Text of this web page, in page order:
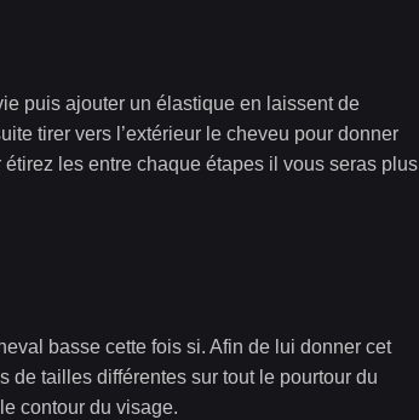
puis ajouter un élastique en laissent de
tirer vers l’extérieur le cheveu pour donner
les entre chaque étapes il vous seras plus
basse cette fois si. Afin de lui donner cet
de tailles différentes sur tout le pourtour du
contour du visage.